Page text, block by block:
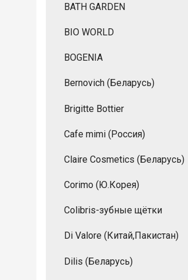
BATH GARDEN
BIO WORLD
BOGENIA
Bernovich (Беларусь)
Brigitte Bottier
Cafe mimi (Россия)
Claire Cosmetics (Беларусь)
Corimo (Ю.Корея)
Colibris-зубные щётки
Di Valore (Китай,Пакистан)
Dilis (Беларусь)